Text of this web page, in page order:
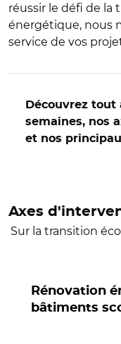
réussir le défi de la
énergétique, nous
service de vos
Découvrez tout
semaines, nos
et nos
Axes
Sur la transition
Rénovation
bâtiments